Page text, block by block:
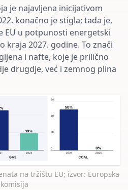
je najavljena inicijativom
konačno je stigla; tada je,
EU u potpunosti energetski
kraja 2027. godine. To znači
i nafte, koje je prilično
drugdje, već i zemnog plina
na tržištu EU; izvor: Europska
komisija